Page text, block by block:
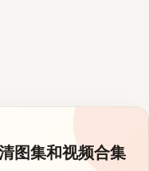
图集和视频合集